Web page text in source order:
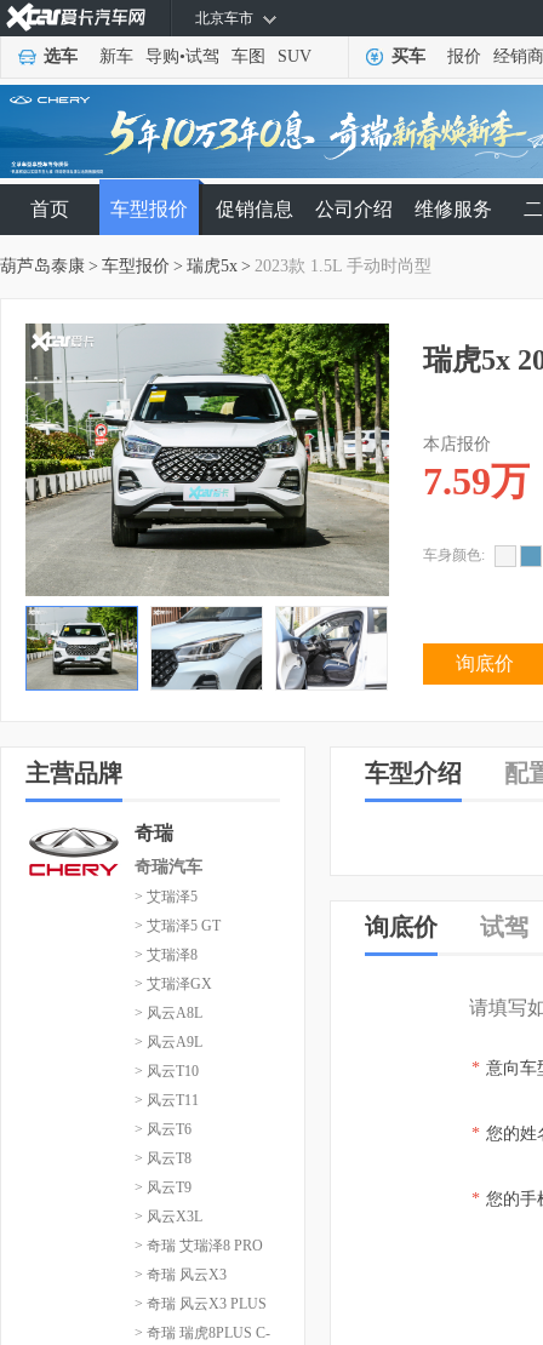
北京车市
选车 新车 导购•试驾 车图 SUV 买车 报价 经销商
首页 车型报价 促销信息 公司介绍 维修服务
葫芦岛泰康 > 车型报价 > 瑞虎5x > 2023款 1.5L 手动时尚型
瑞虎5x
本店报价
7.59万
车身颜色:
询底价
主营品牌
奇瑞
奇瑞汽车
> 艾瑞泽5
> 艾瑞泽5 GT
> 艾瑞泽8
> 艾瑞泽GX
> 风云A8L
> 风云A9L
> 风云T10
> 风云T11
> 风云T6
> 风云T8
> 风云T9
> 风云X3L
> 奇瑞 艾瑞泽8 PRO
> 奇瑞 风云X3
> 奇瑞 风云X3 PLUS
> 奇瑞 瑞虎8PLUS C-
车型介绍 配
询底价 试驾
请填写
* 意向车
* 您的姓
* 您的手